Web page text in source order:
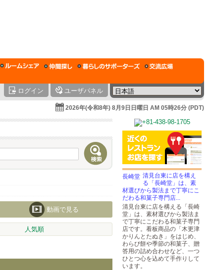
ログイン ユーザパネル
2026年(令和8年) 8月9日日曜日 AM 05時26分 (PDT)
動画で見る
人気順
清見台東に店を構え
る「長崎堂」は、素
材選びから製法まで丁寧にこ
だわる和菓子専門店...
清見台東に店を構える「長崎
堂」は、素材選びから製法ま
で丁寧にこだわる和菓子専門
店です。看板商品の「木更津
かりんとたぬき」をはじめ、
わらび餅や季節の和菓子、贈
答用の詰め合わせなど、一つ
ひとつ心を込めて手作りして
います。